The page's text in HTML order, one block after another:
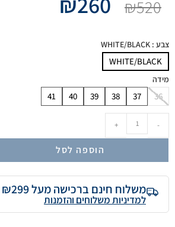
₪520
צבע : WHITE/BLACK
WHITE/BLACK
מידה
36
37
38
39
40
41
-
+
הוספה לסל
משלוח חינם ברכישה מעל ₪299
למדיניות משלוחים והזמנות